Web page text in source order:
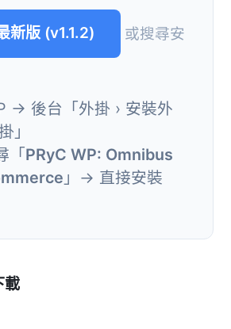
新版 (v1.1.2)
或搜尋安
後台「外掛 › 安裝外
」
「PRyC WP: Omnibus
」→ 直接安裝
載